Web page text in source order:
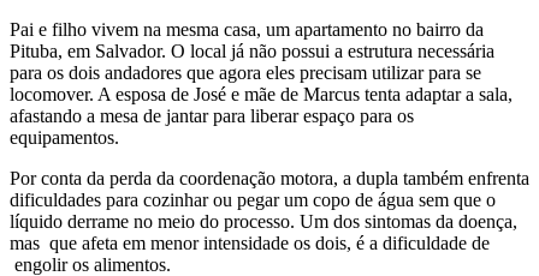
Pai e filho vivem na mesma casa, um apartamento no bairro da
Pituba, em Salvador. O local já não possui a estrutura necessária
para os dois andadores que agora eles precisam utilizar para se
locomover. A esposa de José e mãe de Marcus tenta adaptar a sala,
afastando a mesa de jantar para liberar espaço para os
equipamentos.
Por conta da perda da coordenação motora, a dupla também enfrenta
dificuldades para cozinhar ou pegar um copo de água sem que o
líquido derrame no meio do processo. Um dos sintomas da doença,
mas que afeta em menor intensidade os dois, é a dificuldade de
engolir os alimentos.